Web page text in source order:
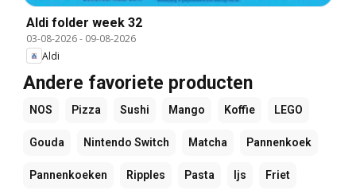
Aldi folder week 32
03-08-2026- 09-08-2026
Aldi
Andere favoriete producten
NOS Pizza Sushi Mango Koffie LEGO
Gouda Nintendo Switch Matcha Pannenkoek
Pannenkoeken Ripples Pasta Ijs Friet